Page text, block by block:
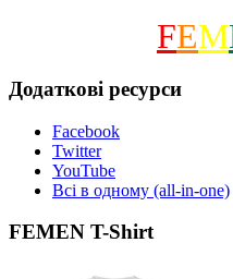
FEM
Додаткові ресурси
Facebook
Twitter
YouTube
Всі в одному (all-in-one)
FEMEN T-Shirt